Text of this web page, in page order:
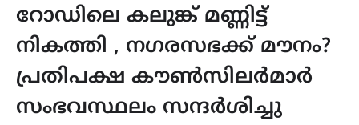
റോഡിലെ കലുങ്ക് മണ്ണിട്ട്
നികത്തി , നഗരസഭക്ക് മൗനം?
പ്രതിപക്ഷ കൗൺസിലർമാർ
സംഭവസ്ഥലം സന്ദർശിച്ചു